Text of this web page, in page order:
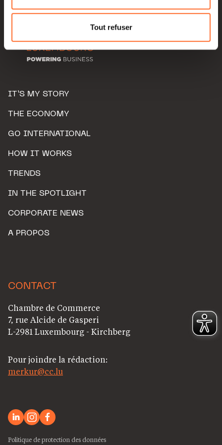
Pour de plus amples informations sur la manière dont
nous utilisons lescookies et sommes amenés à traiter
Charte d’usage des cookieset notrePolitique de
protection des données personnelles.
Tout refuser
IT’S MY STORY
THE ECONOMY
GO INTERNATIONAL
HOW IT WORKS
TRENDS
IN THE SPOTLIGHT
CORPORATE NEWS
A PROPOS
CONTACT
Chambre de Commerce
7, rue Alcide de Gasperi
L-2981 Luxembourg - Kirchberg
Pour joindre la rédaction:
merkur@cc.lu
Politique de protection des données